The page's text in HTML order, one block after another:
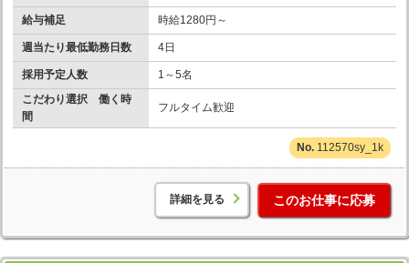
給与補足 時給1280円～
週当たり最低勤務日数 4日
採用予定人数
1～5名
こだわり選択 働く時
間
フルタイム歓迎
112570sy_1k
詳細を見る このお仕事に応募